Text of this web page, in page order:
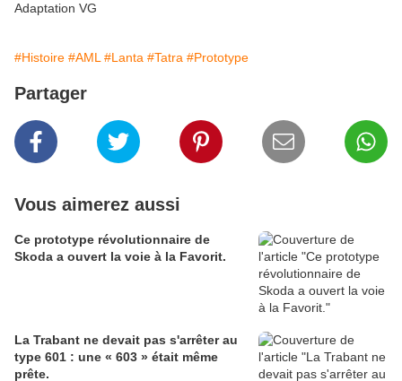
Adaptation VG
#Histoire #AML #Lanta #Tatra #Prototype
Partager
Vous aimerez aussi
Ce prototype révolutionnaire de
Skoda a ouvert la voie à la Favorit.
La Trabant ne devait pas s'arrêter au
type 601 : une « 603 » était même
prête.